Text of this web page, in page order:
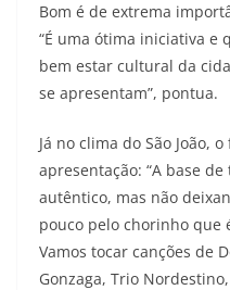
Bom é de extrema
“É uma ótima iniciativa e
bem estar cultural da
se apresentam”, pontua.
Já no clima do São João,
apresentação: “A base
autêntico, mas não
pouco pelo chorinho que
Vamos tocar canções de
Gonzaga, Trio